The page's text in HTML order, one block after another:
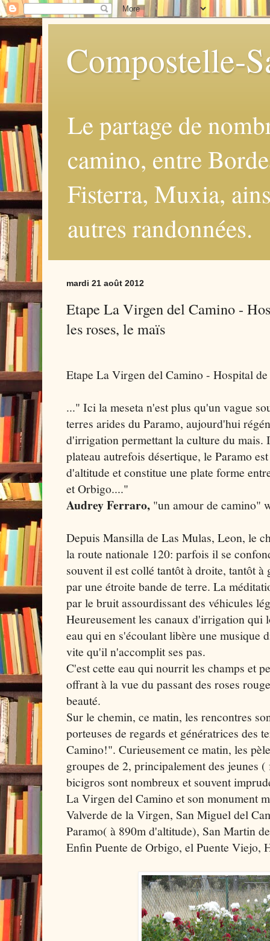
Compostelle-
Le partage de
camino, entre
Fisterra, Muxia,
autres randonnées.
mardi 21 août 2012
Etape La Virgen del Camino -
les roses, le maïs
Etape La Virgen del Camino - Hospital
..." Ici la meseta n'est plus qu'un vague
terres arides du Paramo, aujourd'hui
d'irrigation permettant la culture du mais.
plateau autrefois désertique, le Paramo
d'altitude et constitue une plate forme
et Orbigo...."
Audrey Ferraro, "un amour de camino"
Depuis Mansilla de Las Mulas, Leon, le
la route nationale 120: parfois il se
souvent il est collé tantôt à droite, tantôt à
par une étroite bande de terre. La
par le bruit assourdissant des véhicules
Heureusement les canaux d'irrigation qui
eau qui en s'écoulant libère une musique
vite qu'il n'accomplit ses pas.
C'est cette eau qui nourrit les champs et
offrant à la vue du passant des roses
beauté.
Sur le chemin, ce matin, les rencontres
porteuses de regards et génératrices des
Camino!". Curieusement ce matin, les
groupes de 2, principalement des
bicigros sont nombreux et souvent
La Virgen del Camino et son monument
Valverde de la Virgen, San Miguel del
Paramo( à 890m d'altitude), San Martin
Enfin Puente de Orbigo, el Puente Viejo,